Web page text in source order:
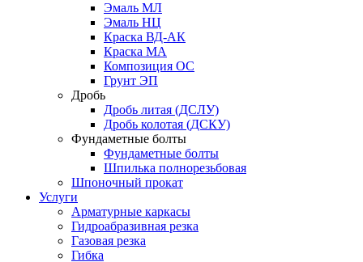
Эмаль МЛ
Эмаль НЦ
Краска ВД-АК
Краска МА
Композиция ОС
Грунт ЭП
Дробь
Дробь литая (ДСЛУ)
Дробь колотая (ДСКУ)
Фундаметные болты
Фундаметные болты
Шпилька полнорезьбовая
Шпоночный прокат
Услуги
Арматурные каркасы
Гидроабразивная резка
Газовая резка
Гибка